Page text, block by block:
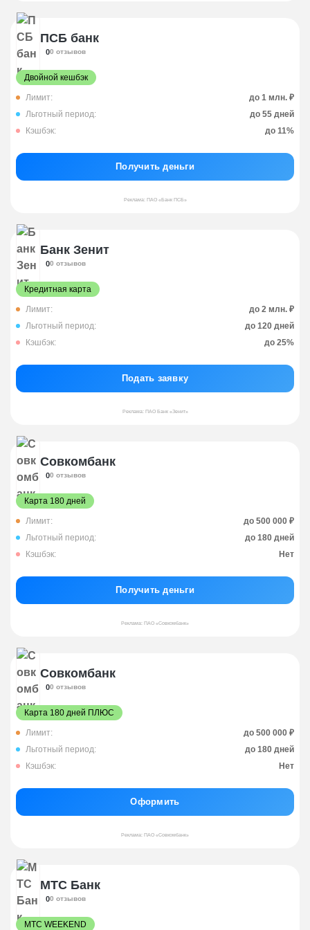
ПСБ банк
00 отзывов
Двойной кешбэк
Лимит:
до 1 млн. ₽
Льготный период:
до 55 дней
Кэшбэк:
до 11%
Получить деньги
Реклама: ПАО «Банк ПСБ»
Банк Зенит
00 отзывов
Кредитная карта
Лимит:
до 2 млн. ₽
Льготный период:
до 120 дней
Кэшбэк:
до 25%
Подать заявку
Реклама: ПАО Банк «Зенит»
Совкомбанк
00 отзывов
Карта 180 дней
Лимит:
до 500 000 ₽
Льготный период:
до 180 дней
Кэшбэк:
Нет
Получить деньги
Реклама: ПАО «Совкомбанк»
Совкомбанк
00 отзывов
Карта 180 дней ПЛЮС
Лимит:
до 500 000 ₽
Льготный период:
до 180 дней
Кэшбэк:
Нет
Оформить
Реклама: ПАО «Совкомбанк»
МТС Банк
00 отзывов
МТС WEEKEND